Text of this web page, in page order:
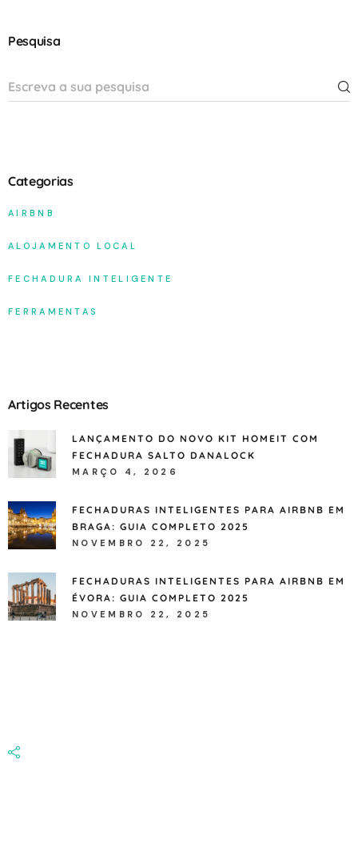
Pesquisa
Categorias
AIRBNB
ALOJAMENTO LOCAL
FECHADURA INTELIGENTE
FERRAMENTAS
Artigos Recentes
LANÇAMENTO DO NOVO KIT HOMEIT COM
FECHADURA SALTO DANALOCK
MARÇO 4, 2026
FECHADURAS INTELIGENTES PARA AIRBNB EM
BRAGA: GUIA COMPLETO 2025
NOVEMBRO 22, 2025
FECHADURAS INTELIGENTES PARA AIRBNB EM
ÉVORA: GUIA COMPLETO 2025
NOVEMBRO 22, 2025